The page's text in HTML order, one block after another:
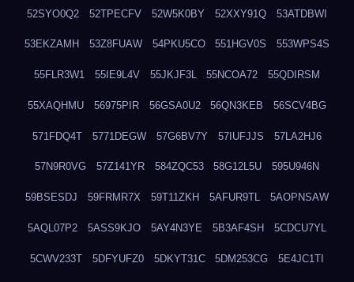
52SYO0Q2 52TPECFV 52W5K0BY 52XXY91Q 53ATDBWI
53EKZAMH 53Z8FUAW 54PKU5CO 551HGV0S 553WPS4S
55FLR3W1 55IE9L4V 55JKJF3L 55NCOA72 55QDIRSM
55XAQHMU 56975PIR 56GSA0U2 56QN3KEB 56SCV4BG
571FDQ4T 5771DEGW 57G6BV7Y 57IUFJJS 57LA2HJ6
57N9R0VG 57Z141YR 584ZQC53 58G12L5U 595U946N
59BSESDJ 59FRMR7X 59T11ZKH 5AFUR9TL 5AOPNSAW
5AQL07P2 5ASS9KJO 5AY4N3YE 5B3AF4SH 5CDCU7YL
5CWV233T 5DFYUFZ0 5DKYT31C 5DM253CG 5E4JC1TI